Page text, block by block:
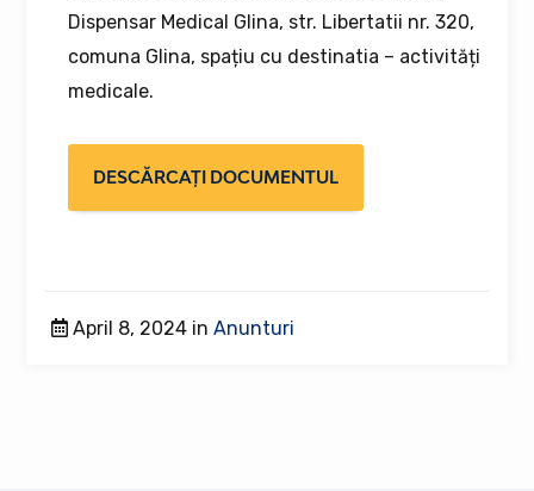
Dispensar Medical Glina, str. Libertatii nr. 320,
comuna Glina, spațiu cu destinatia – activități
medicale.
DESCĂRCAȚI DOCUMENTUL
April 8, 2024 inAnunturi